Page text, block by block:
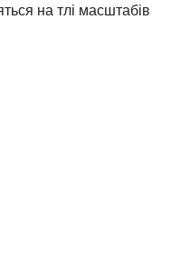
на тлі масштабів